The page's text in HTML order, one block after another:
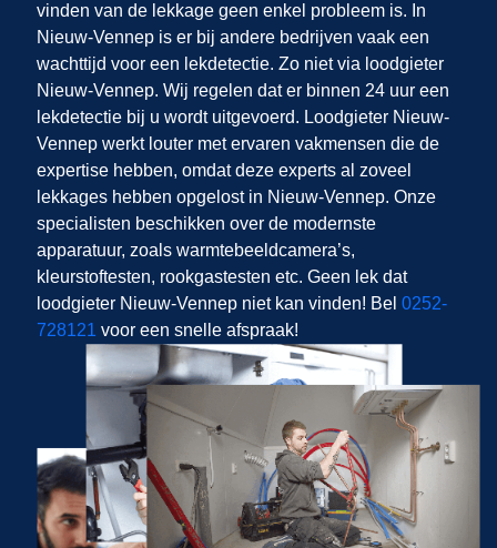
vinden van de lekkage geen enkel probleem is. In
Nieuw-Vennep is er bij andere bedrijven vaak een
wachttijd voor een lekdetectie. Zo niet via loodgieter
Nieuw-Vennep. Wij regelen dat er binnen 24 uur een
lekdetectie bij u wordt uitgevoerd. Loodgieter Nieuw-
Vennep werkt louter met ervaren vakmensen die de
expertise hebben, omdat deze experts al zoveel
lekkages hebben opgelost in Nieuw-Vennep. Onze
specialisten beschikken over de modernste
apparatuur, zoals warmtebeeldcamera’s,
kleurstoftesten, rookgastesten etc. Geen lek dat
loodgieter Nieuw-Vennep niet kan vinden! Bel 0252-
728121 voor een snelle afspraak!